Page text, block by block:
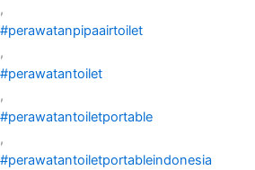
,
#perawatanpipaairtoilet
,
#perawatantoilet
,
#perawatantoiletportable
,
#perawatantoiletportableindonesia